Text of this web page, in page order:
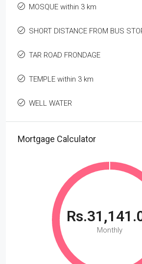
MOSQUE within 3 km
SHORT DISTANCE FROM BUS
TAR ROAD FRONDAGE
TEMPLE within 3 km
WELL WATER
Mortgage Calculator
Monthly